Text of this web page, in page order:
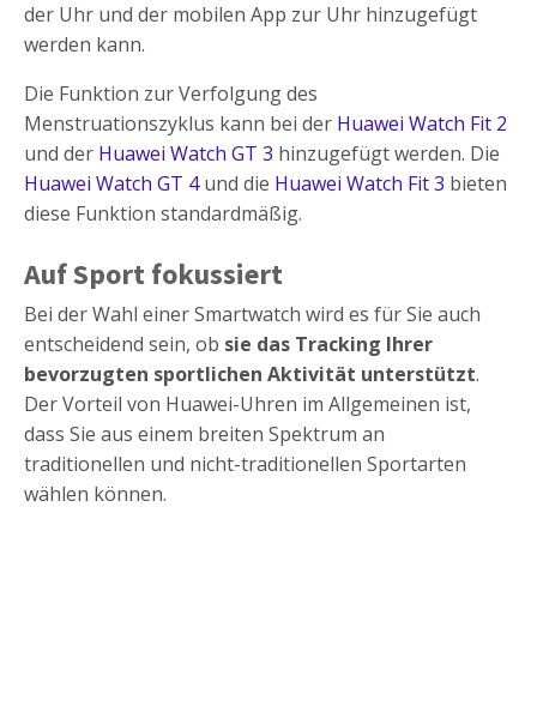
der Uhr und der mobilen App zur Uhr hinzugefügt
werden kann.
Die Funktion zur Verfolgung des
Menstruationszyklus kann bei der Huawei Watch Fit 2
und der Huawei Watch GT 3 hinzugefügt werden. Die
Huawei Watch GT 4und die Huawei Watch Fit 3 bieten
diese Funktion standardmäßig.
Auf Sport fokussiert
Bei der Wahl einer Smartwatch wird es für Sie auch
entscheidend sein, ob sie das Tracking Ihrer
bevorzugten sportlichen Aktivität unterstützt.
Der Vorteil von Huawei-Uhren im Allgemeinen ist,
dass Sie aus einem breiten Spektrum an
traditionellen und nicht-traditionellen Sportarten
wählen können.